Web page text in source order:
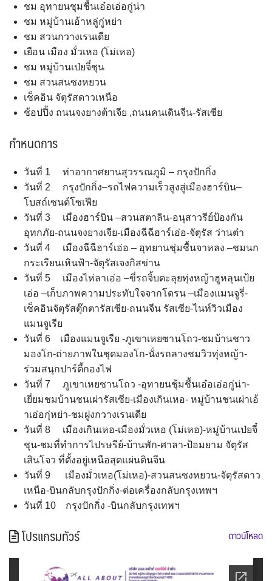
ชม อุทายนชุมชื้นเอ๋อเอ่อกู่น่า
ชม หมู่บ้านเอ้าหลู่กู่หย่า
ชม สวนกวางเรนเดีย
เยือน เมือง มั่วเหอ (โม่เหอ)
ชม หมู่บ้านเป่ยจี๋ชุน
ชม สวนสนซงหยวน
เช็คอิน จัตุรัสดาวเหนือ
ช้อปปิ้ง ถนนจงยางต้าเจีย ,ถนนคนเดินจีน-รัสเซีย
กำหนดการ
วันที่ 1 ท่าอากาศยานสุวรรณภูมิ – กรุงปักกิ่ง
วันที่ 2 กรุงปักกิ่ง–รถไฟความเร็วสูงสู่เมืองฮาร์บิน–
โบสถ์เซนต์โซเฟีย
วันที่ 3 เมืองฮาร์บิน –สวนสตาลิน-อนุสาวรีย์ป้องกัน
อุทกภัย-ถนนจงยางเจีย-เมืองฉีฉีฮาร์เอ่อ-จัตุรัส ว่านต๋า
วันที่ 4 เมืองฉีฉีฮาร์เอ่อ – อุทยานชุ่มชื้นจาหลง –ชมนก
กระเรียนเหินฟ้า-จัตุรัสเจงกิสข่าน
วันที่ 5 เมืองไห่ลาเอ่อ –ขี่รถจิ้บตะลุยทุ่งหญ้าฮูหลุนเป้ย
เอ่อ –เก็บภาพความประทับใจจากโดรน –เมืองแมนจูรี่-
เช็คอินจัตุรัสตุ๊กตารัสเซีย-ถนนจีน รัสเซีย-ไนท์วิวเมือง
แมนจูเรีย
วันที่ 6 เมืองแมนจูเรีย -ภูเขาเหยซานโถว-ชมบ้านชาว
มองโก-ถ่ายภาพในชุดมองโก-นั่งรถลางชมวิวทุ่งหญ้า-
ร่วมสนุกปาร์ตี้กองไฟ
วันที่ 7 ภูเขาเหยซานโถว -อุทายนชุ้มชื้นเอ๋อเอ่อกู่น่า-
เยี่ยมชมบ้านชนเผ่ารัสเซีย-เมืองเกินเหอ- หมู่บ้านชนเผ่าเอ้
าเอ่อกุ่หย่า-ชมฝูงกวางเรนเดีย
วันที่ 8 เมืองเกินเหอ-เมืองมั่วเหอ (โม่เหอ)-หมู่บ้านเป่ยจี๋
ชุน-ชมที่ทำการไปรษรีย์-บ้านพัก-ศาลา-ป้อมยาม จัตุรัส
เสินโจว ที่ตั้งอยู่เหนือสุดแผ่นดินจีน
วันที่ 9 เมืองมั่วเหอ(โม่เหอ)-สวนสนซงหยวน-จัตุรัสดาว
เหนือ-บินกลับกรุงปักกิ่ง-ต่อเครื่องกลับกรุงเทพฯ
วันที่ 10 กรุงปักกิ่ง -บินกลับกรุงเทพฯ
โปรแกรมทัวร์ ดาวน์โหลด